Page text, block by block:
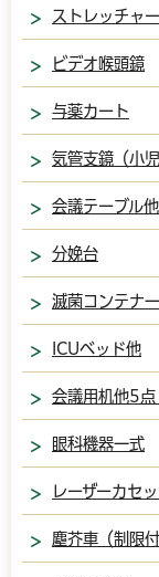
ストレッチャ
ビデオ喉頭鏡
与薬カート
気管支鏡（小
会議テーブル
分娩台
滅菌コンテナ
ICUベッド他
会議用机他5点
眼科機器一式
レーザーカセ
塵芥車（制限